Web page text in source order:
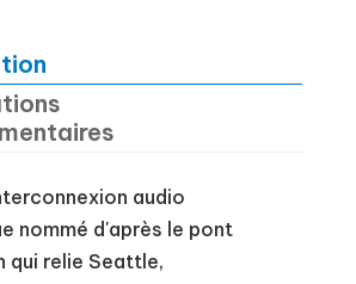
audio
nommé d'après le pont
qui relie Seattle,